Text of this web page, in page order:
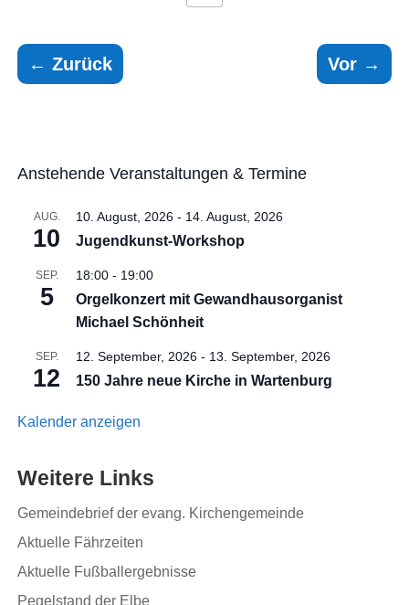
←Zurück Vor→
Anstehende Veranstaltungen & Termine
AUG.
10
10. August, 2026 - 14. August, 2026
Jugendkunst-Workshop
SEP.
5
18:00 - 19:00
Orgelkonzert mit Gewandhausorganist
Michael Schönheit
SEP.
12
12. September, 2026 - 13. September, 2026
150 Jahre neue Kirche in Wartenburg
Kalender anzeigen
Weitere Links
Gemeindebrief der evang. Kirchengemeinde
Aktuelle Fährzeiten
Aktuelle Fußballergebnisse
Pegelstand der Elbe